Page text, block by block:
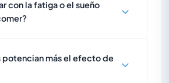
con la fatiga o el sueño
potencian más el efecto de